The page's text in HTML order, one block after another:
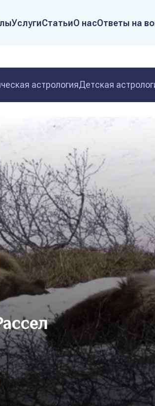
УслугиСтатьиО насОтветы на
астрологияДетская